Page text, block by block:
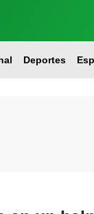
Deportes